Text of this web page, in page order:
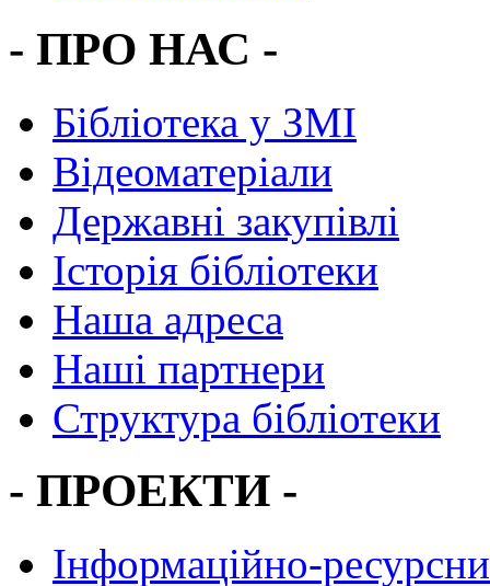
- ПРО НАС -
Бібліотека у ЗМІ
Відеоматеріали
Державні закупівлі
Історія бібліотеки
Наша адреса
Наші партнери
Структура бібліотеки
- ПРОЕКТИ -
Інформаційно-